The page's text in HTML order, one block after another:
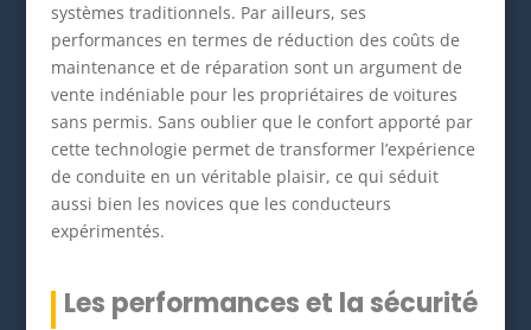
systèmes traditionnels. Par ailleurs, ses
performances en termes de réduction des coûts de
maintenance et de réparation sont un argument de
vente indéniable pour les propriétaires de voitures
sans permis. Sans oublier que le confort apporté par
cette technologie permet de transformer l’expérience
de conduite en un véritable plaisir, ce qui séduit
aussi bien les novices que les conducteurs
expérimentés.
Les performances et la sécurité